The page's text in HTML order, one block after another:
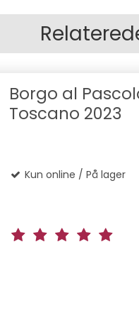
Borgo al
Toscano 2023
Kun online / På lager